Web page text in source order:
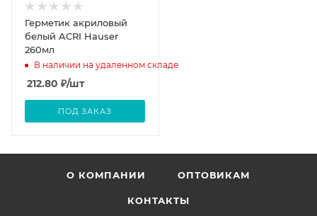
Герметик акриловый
белый ACRI Hauser
260мл
В наличии на удаленном складе
212.80 ₽/шт
ПОД ЗАКАЗ
О КОМПАНИИ ОПТОВИКАМ
КОНТАКТЫ